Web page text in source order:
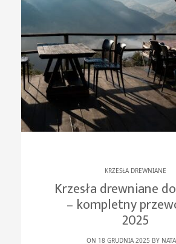
KRZESŁA DREWNIANE
Krzesła drewniane
– kompletny
2025
ON 18 GRUDNIA 2025 BY